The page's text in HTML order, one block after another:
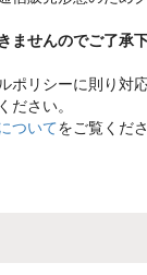
ませんのでご了承
ポリシーに則り対
ださい。
ついてをご覧くだ